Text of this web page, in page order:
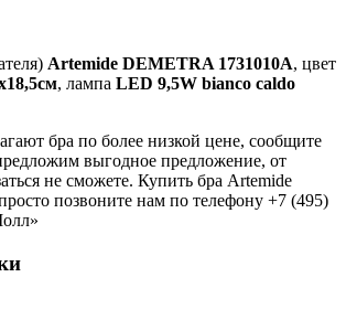
Artemide DEMETRA 1731010A, цвет
, лампа LED 9,5W bianco caldo
бра по более низкой цене, сообщите
выгодное предложение, от
не сможете. Купить бра Artemide
позвоните нам по телефону +7 (495)